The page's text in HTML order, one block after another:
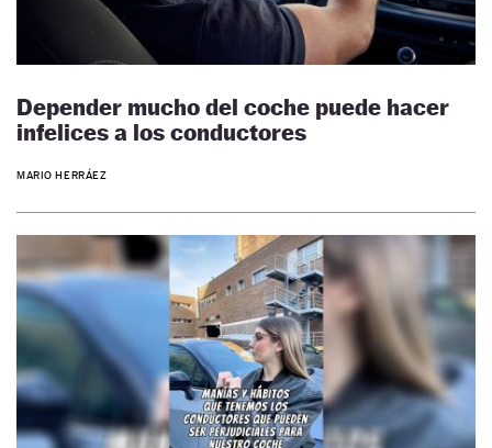
Depender mucho del coche puede hacer
infelices a los conductores
MARIO HERRÁEZ